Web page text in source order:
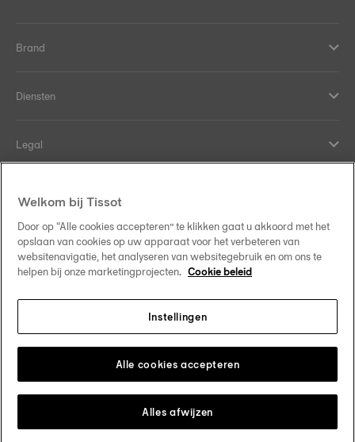
Brand
Diensten
Legal
Our commitments
Follow us on social media
Change country Tissot Copyrights 2026
Welkom bij Tissot
Door op “Alle cookies accepteren” te klikken gaat u akkoord met het
opslaan van cookies op uw apparaat voor het verbeteren van
websitenavigatie, het analyseren van websitegebruik en om ons te
helpen bij onze marketingprojecten. Cookie beleid
Instellingen
Alles afwijzen
Alle cookies accepteren